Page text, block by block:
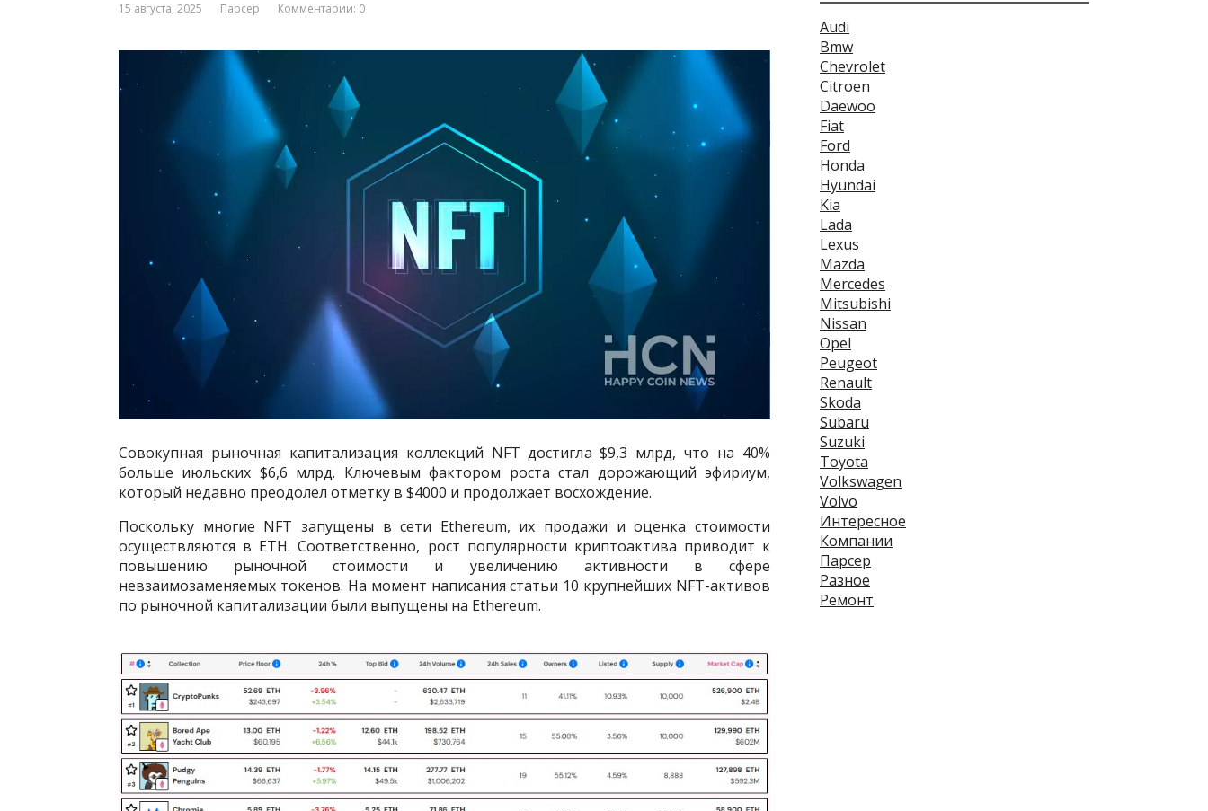
15 августа, 2025 Парсер Комментарии: 0
Совокупная рыночная капитализация коллекций NFT достигла $9,3 млрд, что на 40%
больше июльских $6,6 млрд. Ключевым фактором роста стал дорожающий эфириум,
который недавно преодолел отметку в $4000 и продолжает восхождение.
Поскольку многие NFT запущены в сети Ethereum, их продажи и оценка стоимости
осуществляются в ETH. Соответственно, рост популярности криптоактива приводит к
повышению рыночной стоимости и увеличению активности в сфере
невзаимозаменяемых токенов. На момент написания статьи 10 крупнейших NFT-активов
по рыночной капитализации были выпущены на Ethereum.
Audi
Bmw
Chevrolet
Citroen
Daewoo
Fiat
Ford
Honda
Hyundai
Kia
Lada
Lexus
Mazda
Mercedes
Mitsubishi
Nissan
Opel
Peugeot
Renault
Skoda
Subaru
Suzuki
Toyota
Volkswagen
Volvo
Интересное
Компании
Парсер
Разное
Ремонт